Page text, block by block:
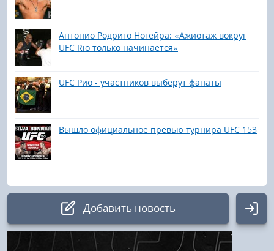
Антонио Родриго Ногейра: «Ажиотаж вокруг
UFC Rio только начинается»
UFC Рио - участников выберут фанаты
Вышло официальное превью турнира UFC 153
Добавить новость
Авторизация